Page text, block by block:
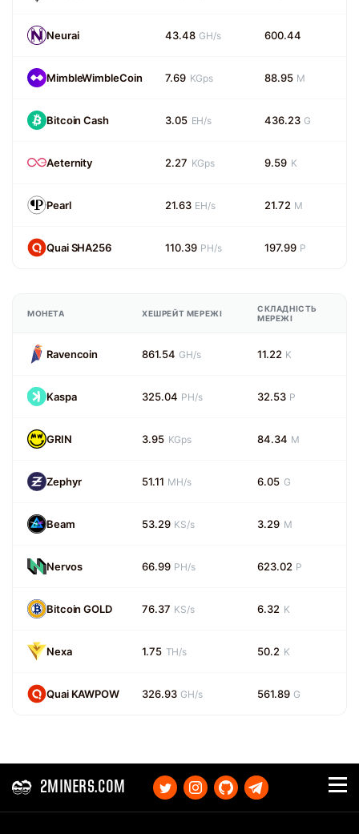
Neurai 43.48 GH/s 600.44
MimbleWimbleCoin 7.69 KGps 88.95 M
Bitcoin Cash 3.05 EH/s 436.23 G
Aeternity 2.27 KGps 9.59 K
Pearl 21.63 EH/s 21.72 M
Quai SHA256 110.39 PH/s 197.99 P
МОНЕТА ХЕШРЕЙТ МЕРЕЖІ
СКЛАДНІСТЬ
МЕРЕЖІ
Ravencoin 861.54 GH/s 11.22 K
Kaspa 325.04 PH/s 32.53 P
GRIN 3.95 KGps 84.34 M
Zephyr 51.11 MH/s 6.05 G
Beam 53.29 KS/s 3.29 M
Nervos 66.99 PH/s 623.02 P
Bitcoin GOLD 76.37 KS/s 6.32 K
Nexa 1.75 TH/s 50.2 K
Quai KAWPOW 326.93 GH/s 561.89 G
2MINERS.COM